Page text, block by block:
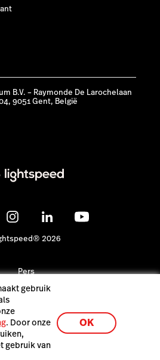
B.V. – Raymonde De Larochelaan
9051 Gent, België
2026
Pers
Privacybeleid
gebruik
. Door onze
gebruik van
OK